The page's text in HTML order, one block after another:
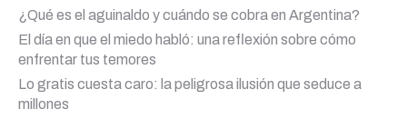
¿Qué es el aguinaldo y cuándo se cobra en Argentina?
El día en que el miedo habló: una reflexión sobre cómo
enfrentar tus temores
Lo gratis cuesta caro: la peligrosa ilusión que seduce a
millones